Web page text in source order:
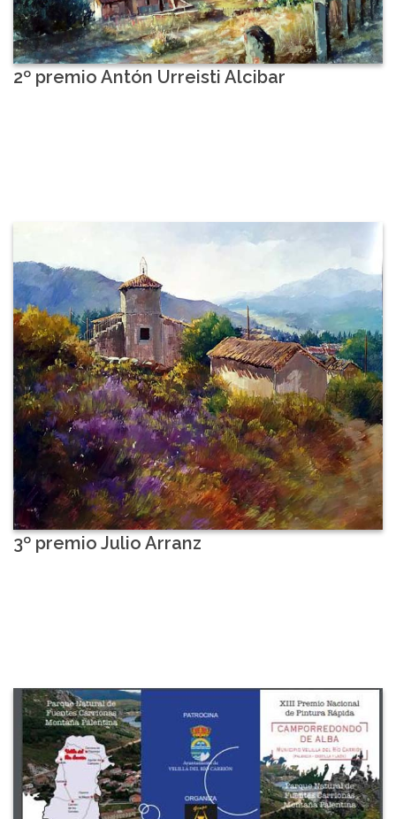
2º premio Antón Urreisti Alcibar
3º premio Julio Arranz